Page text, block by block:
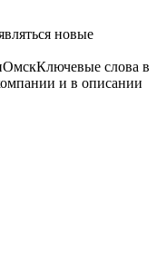
новые
ОмскКлючевые слова в
и в описании